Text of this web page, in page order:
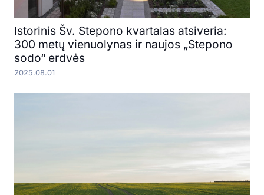
Istorinis Šv. Stepono kvartalas atsiveria:
300 metų vienuolynas ir naujos „Stepono
sodo“ erdvės
2025.08.01